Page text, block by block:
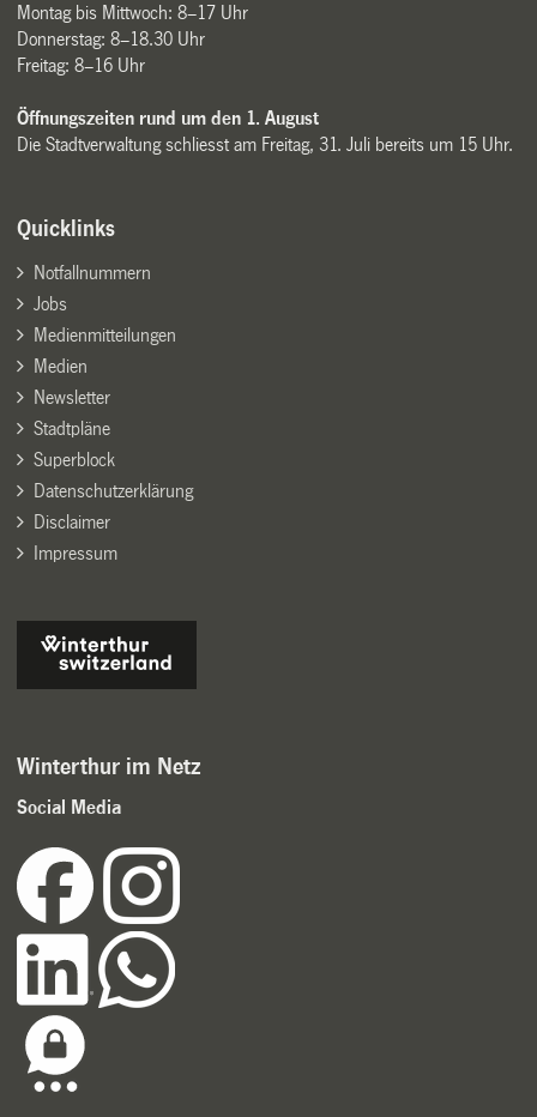
Montag bis Mittwoch: 8–17 Uhr
Donnerstag: 8–18.30 Uhr
Freitag: 8–16 Uhr
Öffnungszeiten rund um den 1. August
Die Stadtverwaltung schliesst am Freitag, 31. Juli bereits um 15 Uhr.
Quicklinks
Notfallnummern
Jobs
Medienmitteilungen
Medien
Newsletter
Stadtpläne
Superblock
Datenschutzerklärung
Disclaimer
Impressum
Winterthur im Netz
Social Media